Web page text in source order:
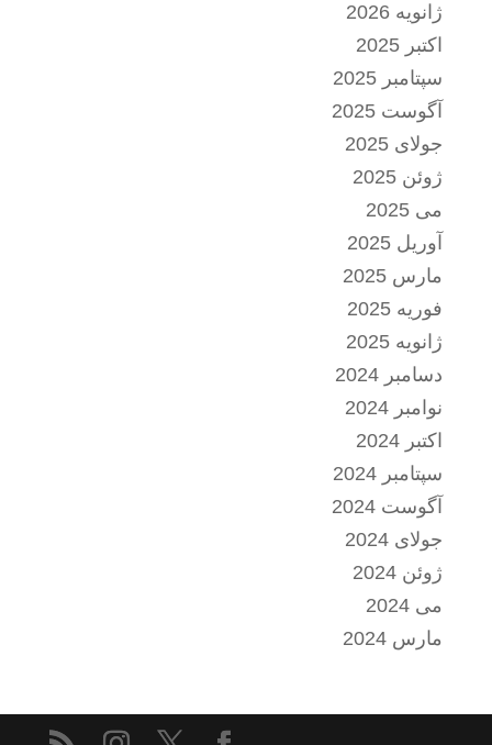
ژانویه 2026
اکتبر 2025
سپتامبر 2025
آگوست 2025
جولای 2025
ژوئن 2025
می 2025
آوریل 2025
مارس 2025
فوریه 2025
ژانویه 2025
دسامبر 2024
نوامبر 2024
اکتبر 2024
سپتامبر 2024
آگوست 2024
جولای 2024
ژوئن 2024
می 2024
مارس 2024